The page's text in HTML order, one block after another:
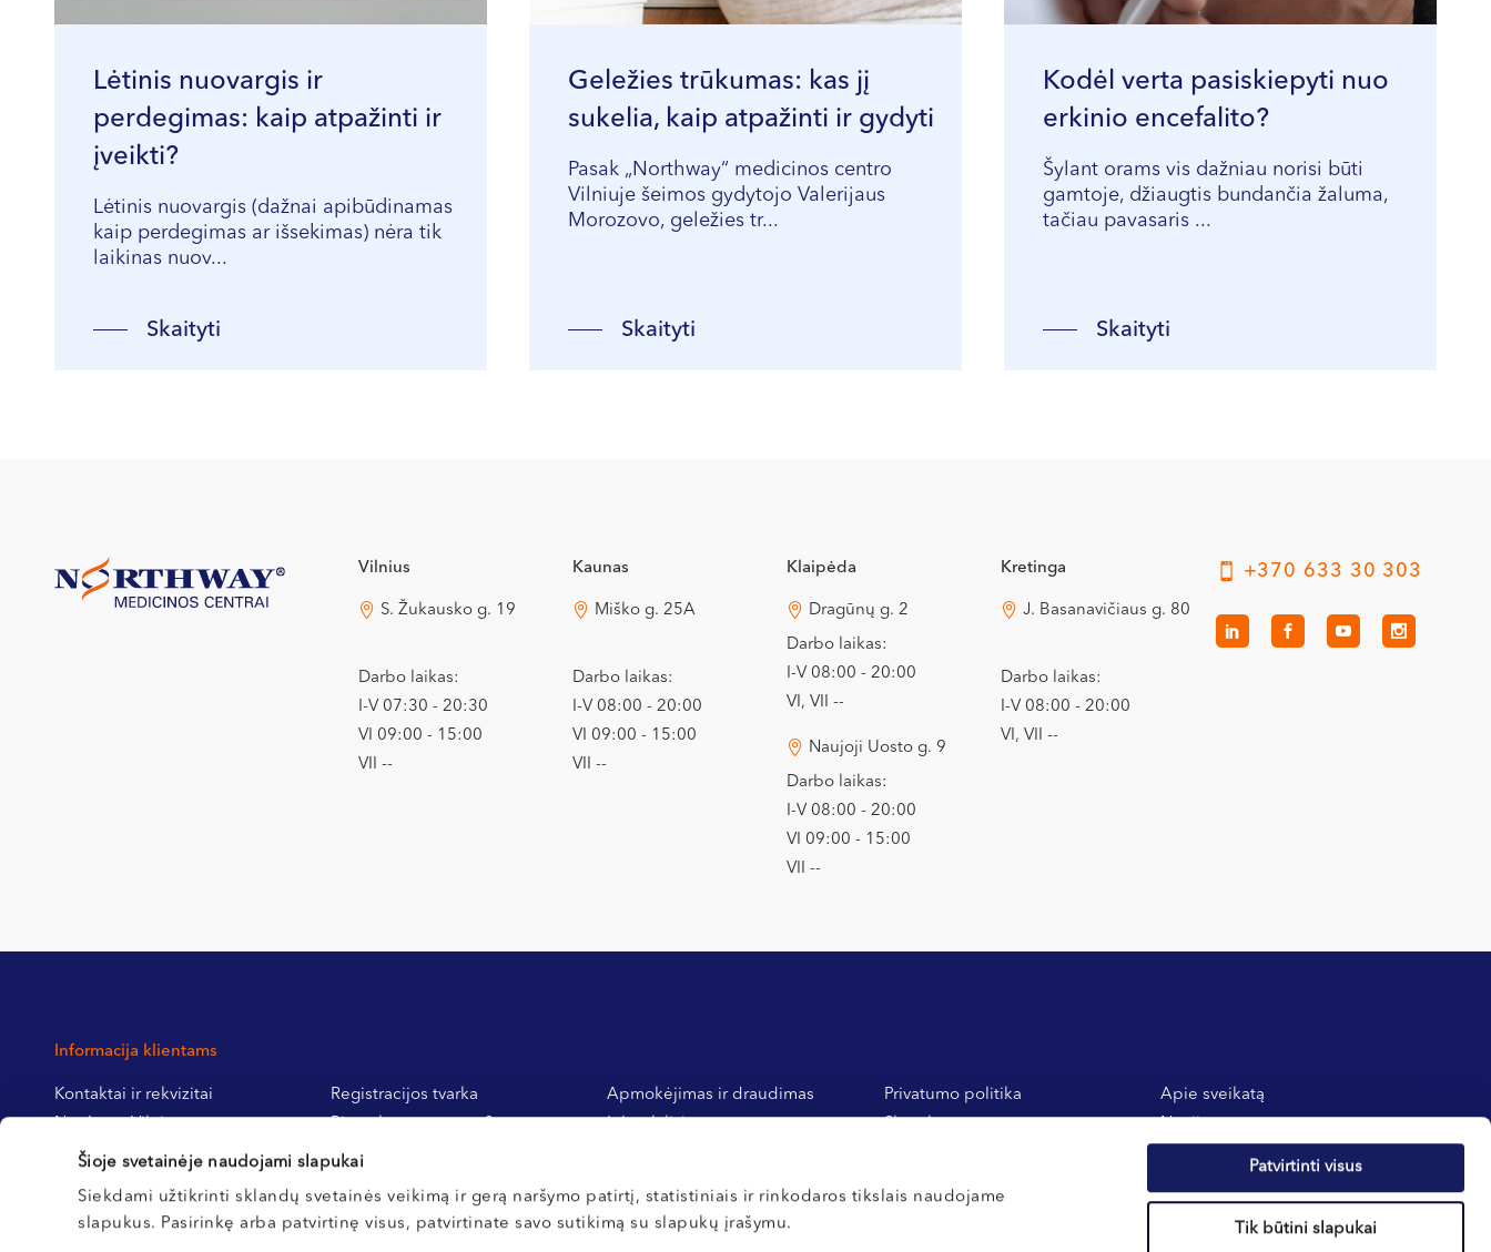
Šioje svetainėje naudojami slapukai
Siekdami užtikrinti sklandų svetainės veikimą ir gerą naršymo patirtį, statistiniais ir rinkodaros tikslais naudojame
slapukus. Pasirinkę arba patvirtinę visus, patvirtinate savo sutikimą su slapukų įrašymu.
Patvirtinti visus
Tik būtini slapukai
Lėtinis nuovargis ir
perdegimas: kaip atpažinti ir
įveikti?
Lėtinis nuovargis (dažnai apibūdinamas
kaip perdegimas ar išsekimas) nėra tik
laikinas nuov...
Skaityti
Geležies trūkumas: kas jį
sukelia, kaip atpažinti ir gydyti
Pasak „Northway“ medicinos centro
Vilniuje šeimos gydytojo Valerijaus
Morozovo, geležies tr...
Skaityti
Kodėl verta pasiskiepyti nuo
erkinio encefalito?
Šylant orams vis dažniau norisi būti
gamtoje, džiaugtis bundančia žaluma,
tačiau pavasaris ...
Skaityti
Vilnius
S. Žukausko g. 19
Darbo laikas:
I-V 07:30 - 20:30
VI 09:00 - 15:00
VII --
Kaunas
Miško g. 25A
Darbo laikas:
I-V 08:00 - 20:00
VI 09:00 - 15:00
VII --
Klaipėda
Dragūnų g. 2
Darbo laikas:
I-V 08:00 - 20:00
VI, VII --
Naujoji Uosto g. 9
Darbo laikas:
I-V 08:00 - 20:00
VI 09:00 - 15:00
VII --
Kretinga
J. Basanavičiaus g. 80
Darbo laikas:
I-V 08:00 - 20:00
VI, VII --
+370 633 30 303
Informacija klientams
Kontaktai ir rekvizitai
Northway Klaipėda
Northway Kaunas
Registracijos tvarka
Pasiruošimas tyrimams ir
Apmokėjimas ir draudimas
Privatumo politika
Apie sveikatą